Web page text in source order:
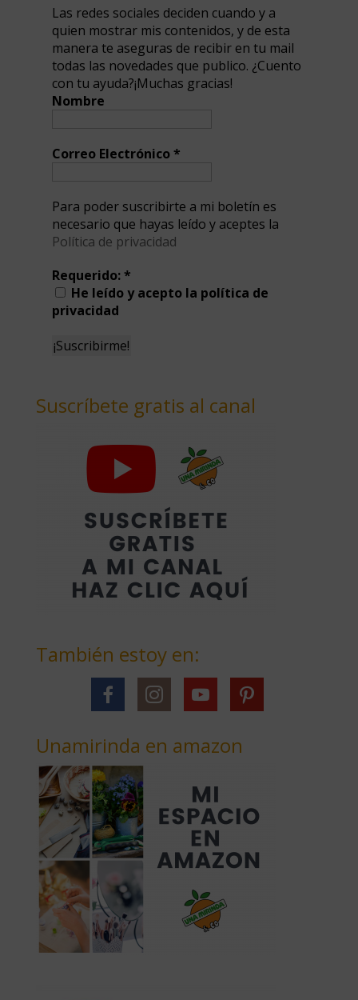
Las redes sociales deciden cuando y a
quien mostrar mis contenidos, y de esta
manera te aseguras de recibir en tu mail
todas las novedades que publico. ¿Cuento
con tu ayuda?¡Muchas gracias!
Nombre
Correo Electrónico*
Para poder suscribirte a mi boletín es
necesario que hayas leído y aceptes la
Política de privacidad
Requerido:*
He leído y acepto la política de
privacidad
Suscríbete gratis al canal
También estoy en:
Unamirinda en amazon